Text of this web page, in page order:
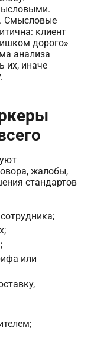
Смысловые
клиент
дорого»
анализа
их, иначе
жалобы,
стандартов
или